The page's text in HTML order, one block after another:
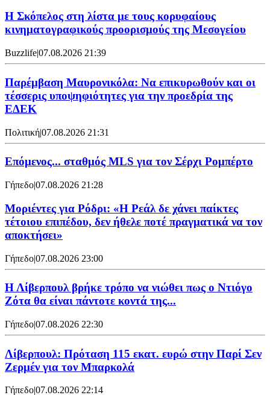
Η Σκόπελος στη λίστα με τους κορυφαίους
κινηματογραφικούς προορισμούς της Μεσογείου
Buzzlife|07.08.2026 21:39
Παρέμβαση Μαυρονικόλα: Να επικυρωθούν και οι
τέσσερις υποψηφιότητες για την προεδρία της
ΕΔΕΚ
Πολιτική|07.08.2026 21:31
Επόμενος... σταθμός MLS για τον Σέρχι Ρομπέρτο
Γήπεδο|07.08.2026 21:28
Μοριέντες για Ρόδρι: «Η Ρεάλ δε χάνει παίκτες
τέτοιου επιπέδου, δεν ήθελε ποτέ πραγματικά να τον
αποκτήσει»
Γήπεδο|07.08.2026 23:00
Η Λίβερπουλ βρήκε τρόπο να νιώθει πως ο Ντιόγο
Ζότα θα είναι πάντοτε κοντά της...
Γήπεδο|07.08.2026 22:30
Λίβερπουλ: Πρόταση 115 εκατ. ευρώ στην Παρί Σεν
Ζερμέν για τον Μπαρκολά
Γήπεδο|07.08.2026 22:14